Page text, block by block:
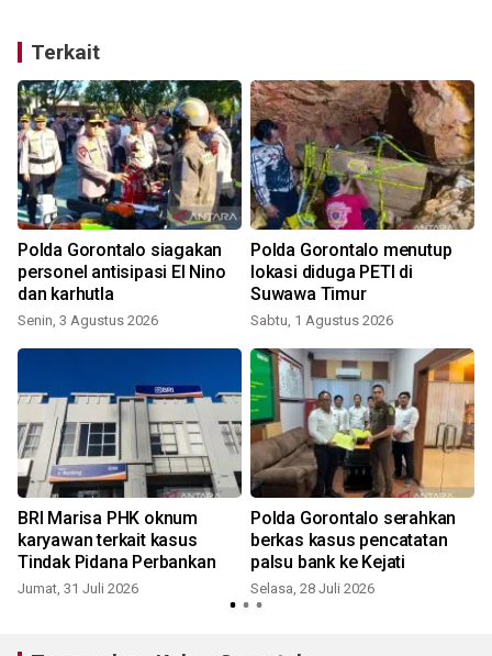
Terkait
Polda Gorontalo siagakan
personel antisipasi El Nino
dan karhutla
Senin, 3 Agustus 2026
Polda Gorontalo menutup
lokasi diduga PETI di
Suwawa Timur
Sabtu, 1 Agustus 2026
BRI Marisa PHK oknum
karyawan terkait kasus
Tindak Pidana Perbankan
Jumat, 31 Juli 2026
Polda Gorontalo serahkan
berkas kasus pencatatan
palsu bank ke Kejati
Selasa, 28 Juli 2026